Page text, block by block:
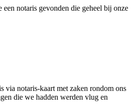
een notaris gevonden die geheel bij onze
via notaris-kaart met zaken rondom ons
die we hadden werden vlug en